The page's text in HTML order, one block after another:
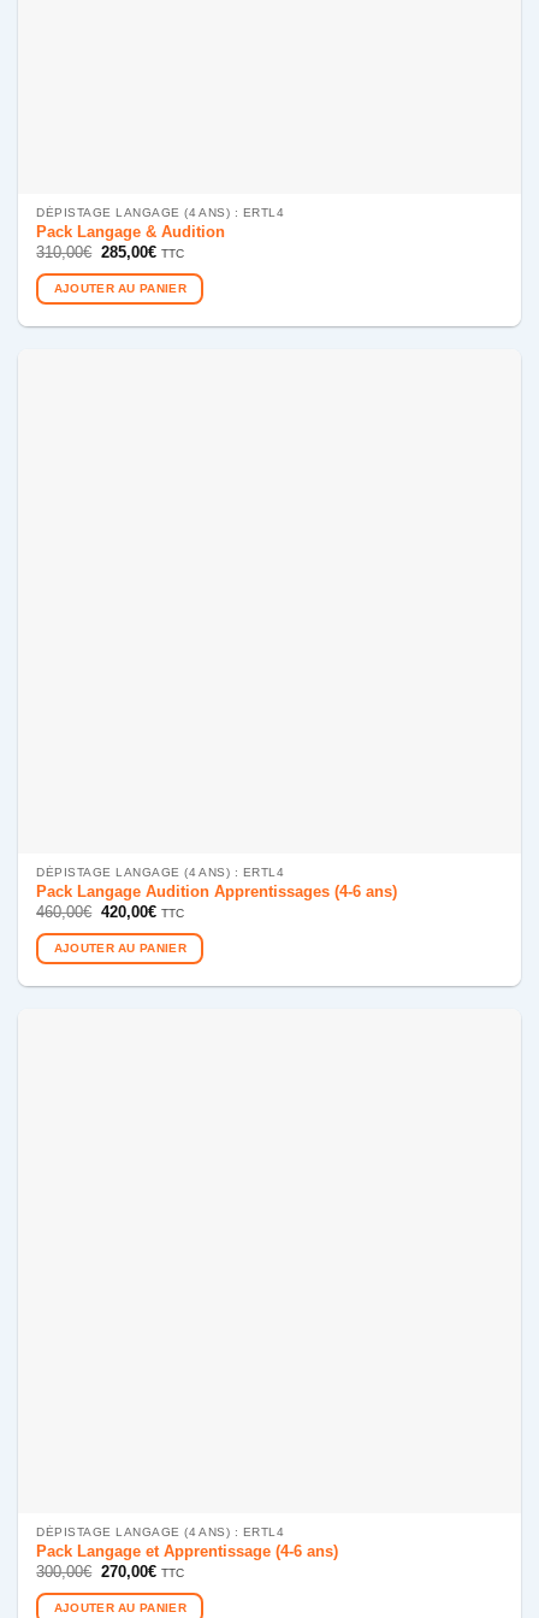
DÉPISTAGE LANGAGE (4 ANS) : ERTL4
Pack Langage & Audition
310,00€ Le
initial
était :
310,00€.
285,00€Le
actuel
est :
285,00€.
TTC
AJOUTER AU PANIER
DÉPISTAGE LANGAGE (4 ANS) : ERTL4
Pack Langage Audition Apprentissages (4-6 ans)
460,00€ Le
initial
était :
460,00€.
420,00€Le
actuel
est :
420,00€.
TTC
AJOUTER AU PANIER
DÉPISTAGE LANGAGE (4 ANS) : ERTL4
Pack Langage et Apprentissage (4-6 ans)
300,00€ Le
initial
était :
270,00€Le
actuel
est :
TTC
AJOUTER AU PANIER